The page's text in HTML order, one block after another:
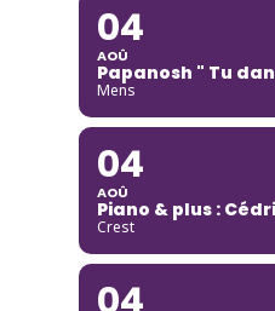
04
AOÛ
Papanosh " Tu
Mens
04
AOÛ
Piano & plus :
Crest